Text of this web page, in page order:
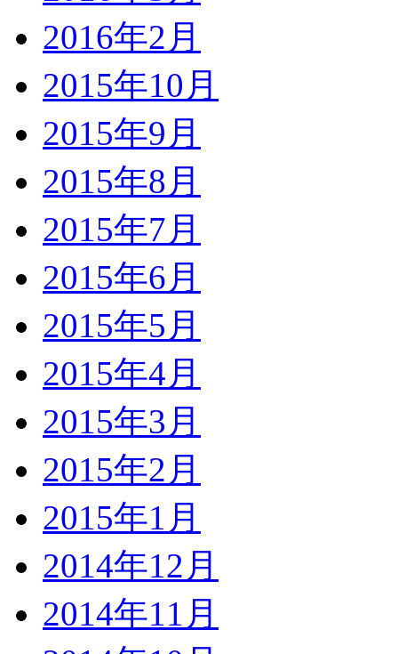
2016年2月
2015年10月
2015年9月
2015年8月
2015年7月
2015年6月
2015年5月
2015年4月
2015年3月
2015年2月
2015年1月
2014年12月
2014年11月